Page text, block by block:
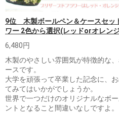
9位 木製ボールペン＆ケースセッ
ワー 2色から選択(レッドorオレン
6,480円
木製のやさしい雰囲気が特徴的な
ースです。
大学を頑張って卒業した記念に、
てみてはいかがでしょうか。
世界で一つだけのオリジナルなボ
ントとなること間違いなしですよ。